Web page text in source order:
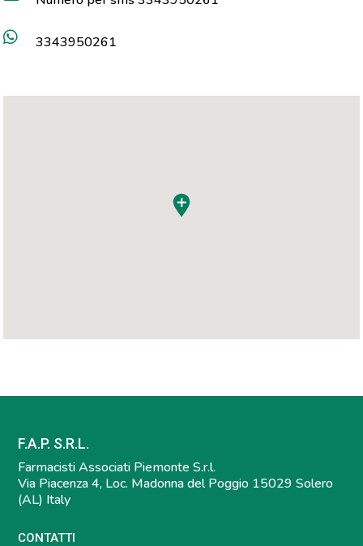
3343950261
F.A.P. S.R.L.
Farmacisti Associati Piemonte S.r.l.
Via Piacenza 4, Loc. Madonna del Poggio 15029 Solero
(AL) Italy
CONTATTI